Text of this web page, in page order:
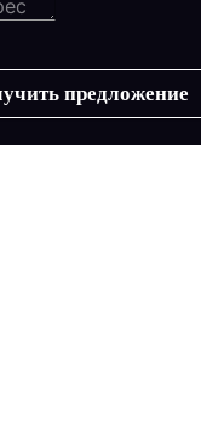
предложение